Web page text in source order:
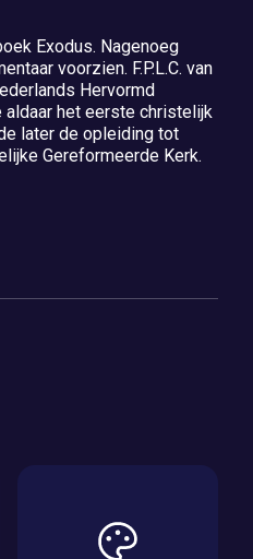
Exodus. Nagenoeg
voorzien. F.P.L.C. van
Hervormd
het eerste christelijk
later de opleiding tot
Gereformeerde Kerk.